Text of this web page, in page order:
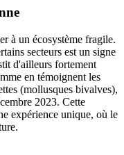
à un écosystème fragile.
secteurs est un signe
d'ailleurs fortement
en témoignent les
(mollusques bivalves),
2023. Cette
expérience unique, où le